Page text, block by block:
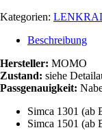
Kategorien:
Beschreibung
Hersteller: MOMO
Zustand: siehe
Passgenauigkeit:
Simca 1301 (ab
Simca 1501 (ab